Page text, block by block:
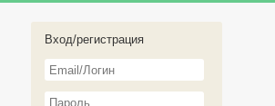
Вход/регистрация